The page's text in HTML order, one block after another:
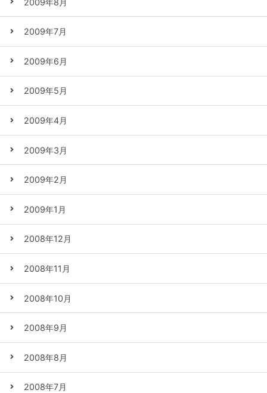
2009年7月
2009年6月
2009年5月
2009年4月
2009年3月
2009年2月
2009年1月
2008年12月
2008年11月
2008年10月
2008年9月
2008年8月
2008年7月